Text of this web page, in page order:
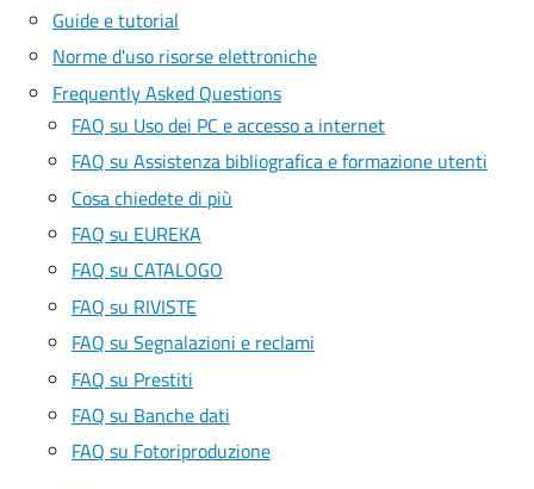
Guide e tutorial
Norme d'uso risorse elettroniche
Frequently Asked Questions
FAQ su Uso dei PC e accesso a internet
FAQ su Assistenza bibliografica e formazione utenti
Cosa chiedete di più
FAQ su EUREKA
FAQ su CATALOGO
FAQ su RIVISTE
FAQ su Segnalazioni e reclami
FAQ su Prestiti
FAQ su Banche dati
FAQ su Fotoriproduzione